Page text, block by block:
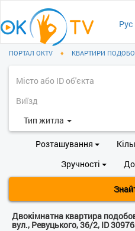
Рус
ПОРТАЛ OKTV ♦ КВАРТИРИ
Тип житла
Розташування
Зручності
Двокімнатна квартира
вул., Ревуцького, 36/2, ID